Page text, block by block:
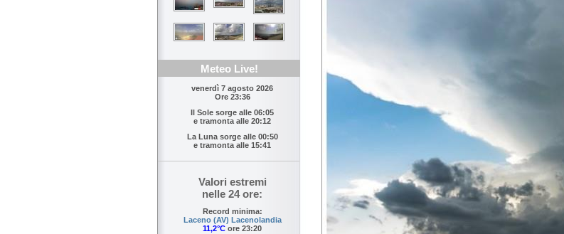
Meteo Live!
venerdì 7 agosto 2026
Ore 23:36
Il Sole sorge alle 06:05
e tramonta alle 20:12
La Luna sorge alle 00:50
e tramonta alle 15:41
Valori estremi
nelle 24 ore:
Record minima:
Laceno (AV) Lacenolandia
11,2°C ore 23:20